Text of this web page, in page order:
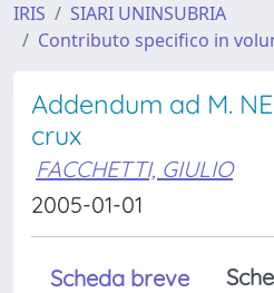
IRIS
SIARI UNINSUBRIA
Contributo specifico in
Addendum ad M.
crux
FACCHETTI, GIULIO
2005-01-01
Scheda breve